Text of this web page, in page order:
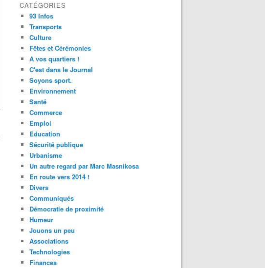
CATÉGORIES
93 Infos
Transports
Culture
Fêtes et Cérémonies
A vos quartiers !
C'est dans le Journal
Soyons sport.
Environnement
Santé
Commerce
Emploi
Education
Sécurité publique
Urbanisme
Un autre regard par Marc Masnikosa
En route vers 2014 !
Divers
Communiqués
Démocratie de proximité
Humeur
Jouons un peu
Associations
Technologies
Finances